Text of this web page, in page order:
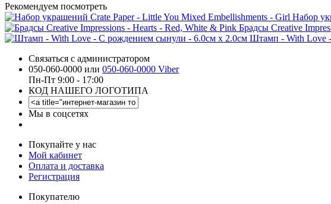
Рекомендуем посмотреть
Набор
Брадсы Creative
Штамп - With Love
Связаться с администратором
050-060-0000 или 050-060-0000 Viber
Пн-Пт 9:00 - 17:00
КОД НАШЕГО ЛОГОТИПА
Мы в соцсетях
Покупайте у нас
Мой кабинет
Оплата и доставка
Регистрация
Покупателю